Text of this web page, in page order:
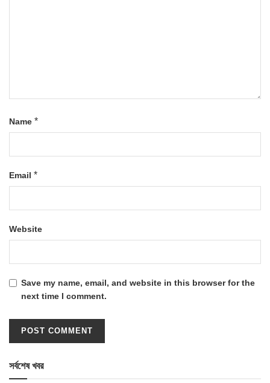
Name *
Email *
Website
Save my name, email, and website in this browser for the
next time I comment.
সর্বশেষ খবর